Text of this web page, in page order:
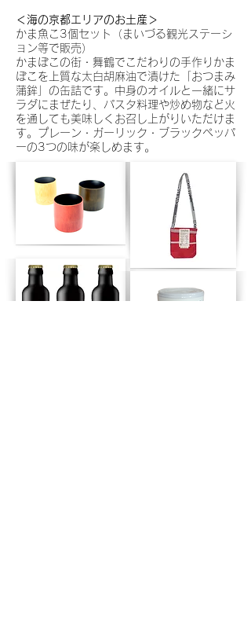
＜海の京都エリアのお土産＞
かま魚こ3個セット（まいづる観光ステーシ
ョン等で販売）
かまぼこの街・舞鶴でこだわりの手作りかま
ぼこを上質な太白胡麻油で漬けた「おつまみ
蒲鉾」の缶詰です。中身のオイルと一緒にサ
ラダにまぜたり、パスタ料理や炒め物など火
を通しても美味しくお召し上がりいただけま
す。プレーン・ガーリック・ブラックペッパ
ーの3つの味が楽しめます。